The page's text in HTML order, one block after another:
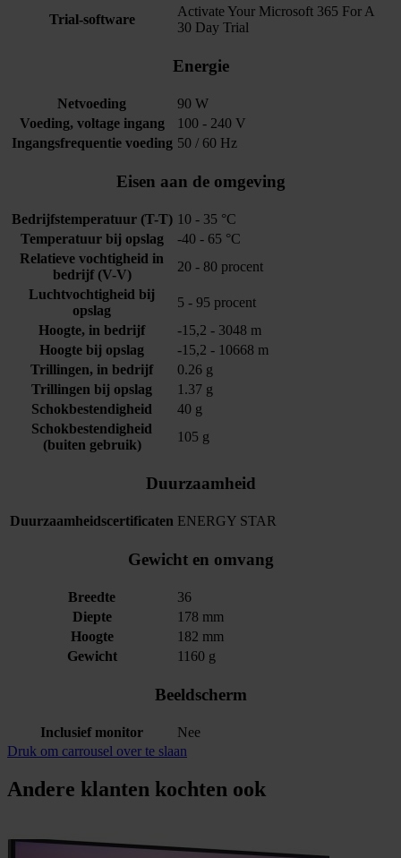
Trial-software
Activate Your Microsoft 365 For A
30 Day Trial
Energie
Netvoeding
90 W
Voeding, voltage ingang
100 - 240 V
Ingangsfrequentie voeding 50 / 60 Hz
Eisen aan de omgeving
Bedrijfstemperatuur (T-T) 10 - 35 °C
Temperatuur bij opslag
-40 - 65 °C
Relatieve vochtigheid in
bedrijf (V-V)
20 - 80 procent
Luchtvochtigheid bij
opslag
5 - 95 procent
Hoogte, in bedrijf
-15,2 - 3048 m
Hoogte bij opslag
-15,2 - 10668 m
Trillingen, in bedrijf
0.26 g
Trillingen bij opslag
1.37 g
Schokbestendigheid
40 g
Schokbestendigheid
(buiten gebruik)
105 g
Duurzaamheid
Duurzaamheidscertificaten ENERGY STAR
Gewicht en omvang
Breedte
36
Diepte
178 mm
Hoogte
182 mm
Gewicht
1160 g
Beeldscherm
Inclusief monitor
Nee
Druk om carrousel over te slaan
Andere klanten kochten ook